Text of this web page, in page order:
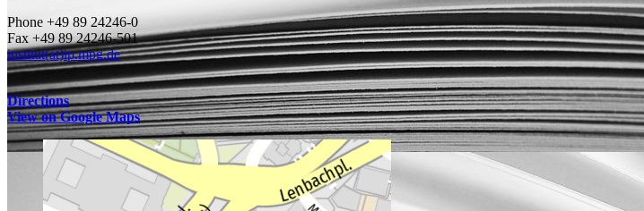
Phone +49 89 24246-0
Fax +49 89 24246-501
institut(at)ip.mpg.de
Directions
View on Google Maps